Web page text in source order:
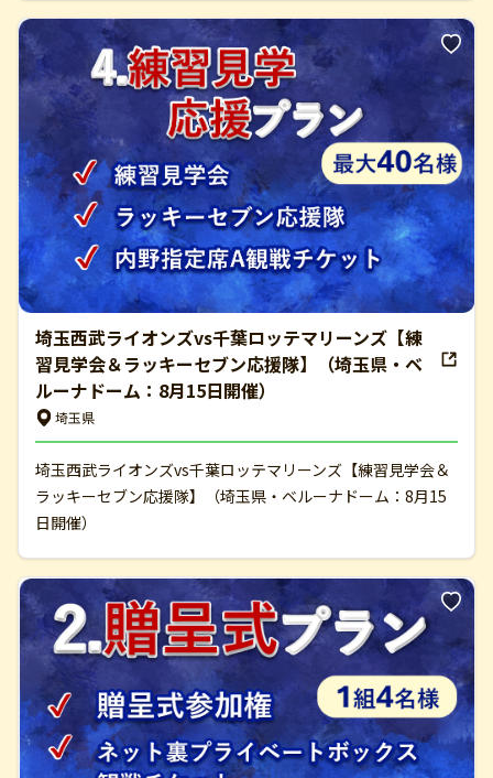
埼玉西武ライオンズvs千葉ロッテマリーンズ【練
習見学会＆ラッキーセブン応援隊】（埼玉県・ベ
ルーナドーム：8月15日開催）
埼玉県
埼玉西武ライオンズvs千葉ロッテマリーンズ【練習見学会＆
ラッキーセブン応援隊】（埼玉県・ベルーナドーム：8月15
日開催）